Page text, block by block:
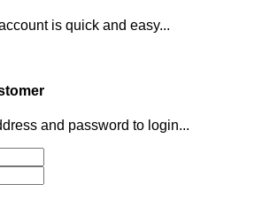
is quick and easy...
and password to login...